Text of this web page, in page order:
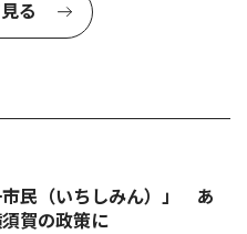
る
民（いちしみん）」 あ
賀の政策に